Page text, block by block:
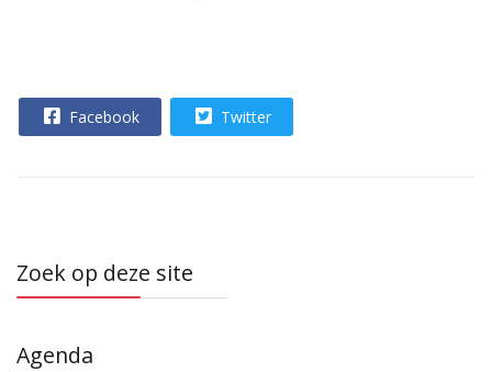
Facebook Twitter
Zoek op deze site
Agenda